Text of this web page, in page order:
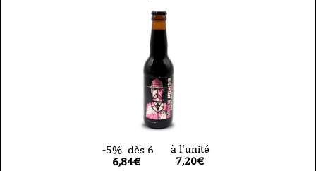
-5% dès 6
6,84€
à l'unité
7,20€